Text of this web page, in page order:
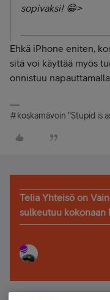
sopivaksi! 😁>
Ehkä iPhone eniten,
sitä voi käyttää myös
onnistuu
#koskamävoin "Stupid is
Telia Yhteisö on
sulkeutuu kokonaan